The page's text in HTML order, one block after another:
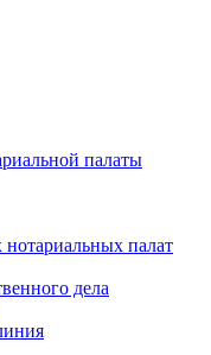
палаты
палат
дела